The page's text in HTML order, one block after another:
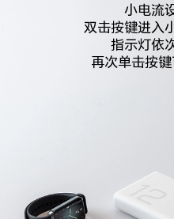
小电流
双击按键进入
指示灯依
再次单击按键